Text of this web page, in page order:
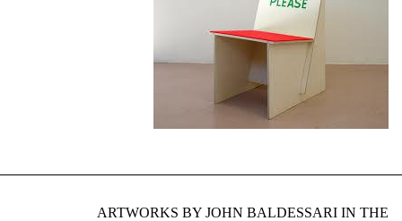
ARTWORKS BY JOHN BALDESSARI IN THE